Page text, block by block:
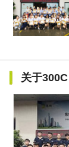
关于300C